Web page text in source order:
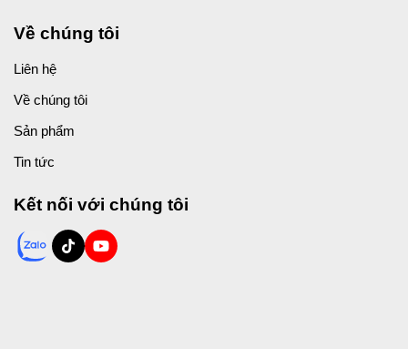
Về chúng tôi
Liên hệ
Về chúng tôi
Sản phẩm
Tin tức
Kết nối với chúng tôi